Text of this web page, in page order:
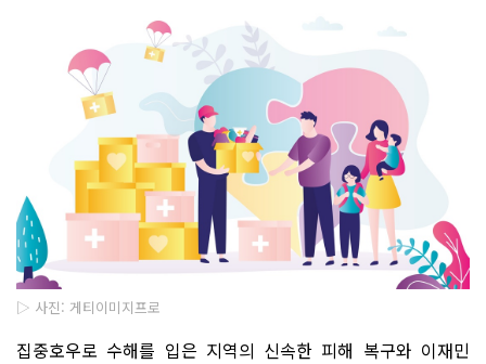
▷ 사진: 게티이미지프로
집중호우로 수해를 입은 지역의 신속한 피해 복구와 이재민